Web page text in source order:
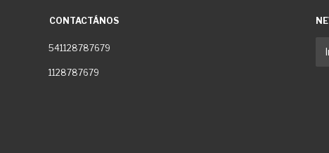
CONTACTÁNOS
541128787679
1128787679